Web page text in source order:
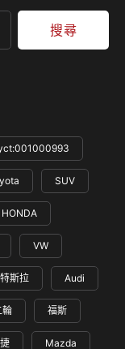
可以發現現在續航
搜尋
SUV
HONDA
VW
特斯拉 Audi
輪 福斯
Mazda